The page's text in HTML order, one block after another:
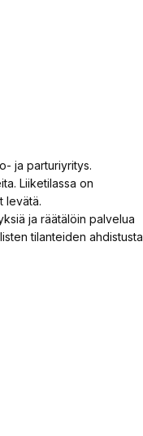
ja parturiyritys.
Liiketilassa on
levätä.
ja räätälöin palvelua
tilanteiden ahdistusta
kokemuksen olit